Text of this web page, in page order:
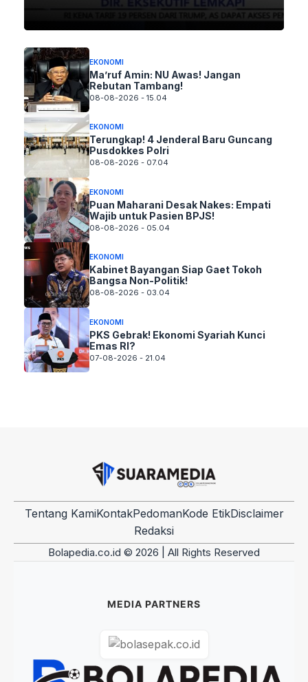
EKONOMI
Ma’ruf Amin: NU Awas! Jangan
Rebutan Tambang!
08-08-2026 - 15.04
EKONOMI
Terungkap! 4 Jenderal Baru Guncang
Pusdokkes Polri
08-08-2026 - 07.04
EKONOMI
Puan Maharani Desak Nakes: Empati
Wajib untuk Pasien BPJS!
08-08-2026 - 05.04
EKONOMI
Kabinet Bayangan Siap Gaet Tokoh
Bangsa Non-Politik!
08-08-2026 - 03.04
EKONOMI
PKS Gebrak! Ekonomi Syariah Kunci
Emas RI?
07-08-2026 - 21.04
Tentang KamiKontakPedomanKode EtikDisclaimer
Redaksi
Bolapedia.co.id © 2026 | All Rights Reserved
MEDIA PARTNERS